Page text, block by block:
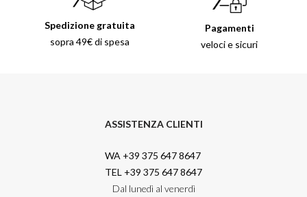
Spedizione gratuita
sopra 49€ di spesa
Pagamenti
veloci e sicuri
ASSISTENZA CLIENTI
WA +39 375 647 8647
TEL +39 375 647 8647
Dal lunedì al venerdì